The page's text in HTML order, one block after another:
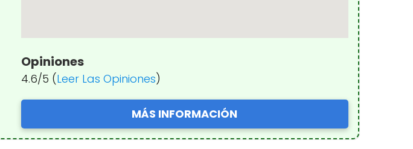
Opiniones
4.6/5 (Leer Las Opiniones)
MÁS INFORMACIÓN